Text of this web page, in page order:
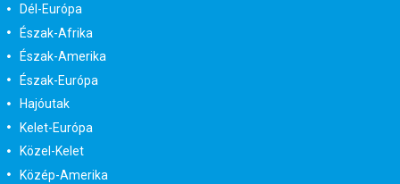
Dél-Európa
Észak-Afrika
Észak-Amerika
Észak-Európa
Hajóutak
Kelet-Európa
Közel-Kelet
Közép-Amerika